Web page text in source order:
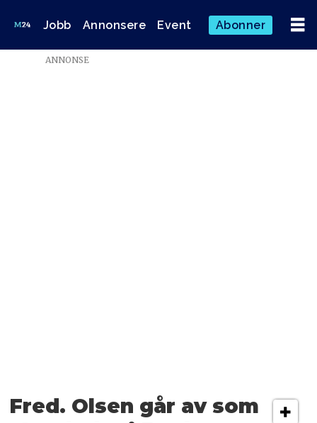
Jobb Annonsere Event Abonner
Emne:
ANNONSE
Fred. Olsen går av som